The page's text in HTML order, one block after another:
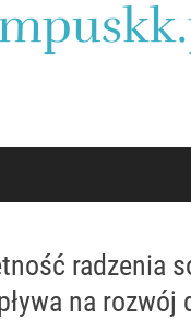
radzenia
na rozwój